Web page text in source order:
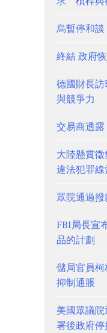
烏暫停和
終結 政府
德國財長
與競爭力
交易商透
大陸懸賞徵
違法犯罪線
眾院通過
FBI局長宣
品的計劃
儲局官員
抑制通脹
美國眾議
署後政府